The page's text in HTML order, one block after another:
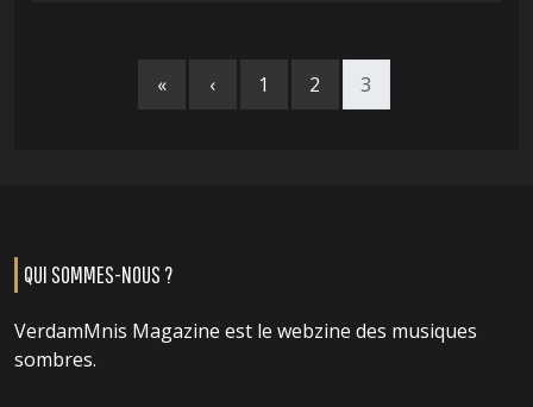
« ‹ 1 2 3
QUI SOMMES-NOUS ?
VerdamMnis Magazine est le webzine des musiques
sombres.